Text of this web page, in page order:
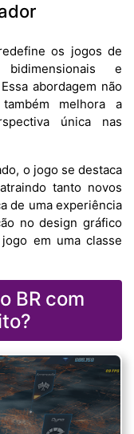
os jogos de
e
abordagem não
melhora a
única nas
o jogo se destaca
tanto novos
de uma experiência
no design gráfico
em uma classe
BR com